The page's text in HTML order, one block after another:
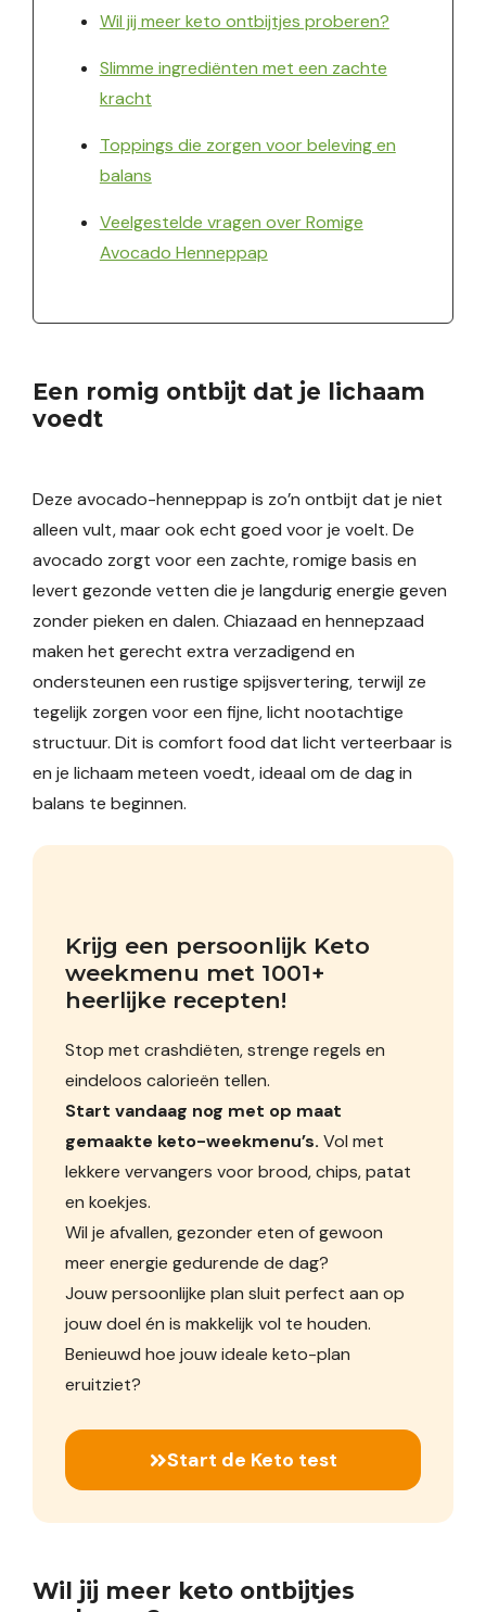
Wil jij meer keto ontbijtjes proberen?
Slimme ingrediënten met een zachte
kracht
Toppings die zorgen voor beleving en
balans
Veelgestelde vragen over Romige
Avocado Henneppap
Een romig ontbijt dat je lichaam
voedt
Deze avocado-henneppap is zo’n ontbijt dat je niet
alleen vult, maar ook echt goed voor je voelt. De
avocado zorgt voor een zachte, romige basis en
levert gezonde vetten die je langdurig energie geven
zonder pieken en dalen. Chiazaad en hennepzaad
maken het gerecht extra verzadigend en
ondersteunen een rustige spijsvertering, terwijl ze
tegelijk zorgen voor een fijne, licht nootachtige
structuur. Dit is comfort food dat licht verteerbaar is
en je lichaam meteen voedt, ideaal om de dag in
balans te beginnen.
Krijg een persoonlijk Keto
weekmenu met 1001+
heerlijke recepten!
Stop met crashdiëten, strenge regels en
eindeloos calorieën tellen.
Start vandaag nog met op maat
gemaakte keto-weekmenu’s. Vol met
lekkere vervangers voor brood, chips, patat
en koekjes.
Wil je afvallen, gezonder eten of gewoon
meer energie gedurende de dag?
Jouw persoonlijke plan sluit perfect aan op
jouw doel én is makkelijk vol te houden.
Benieuwd hoe jouw ideale keto-plan
eruitziet?
Start de Keto test
Wil jij meer keto ontbijtjes